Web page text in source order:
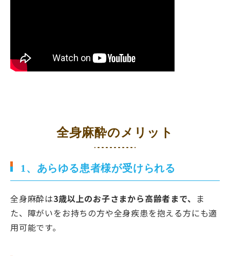
全身麻酔のメリット
1、あらゆる患者様が受けられる
全身麻酔は3歳以上のお子さまから高齢者まで、 ま
た、障がいをお持ちの方や全身疾患を抱える方にも適
用可能です。